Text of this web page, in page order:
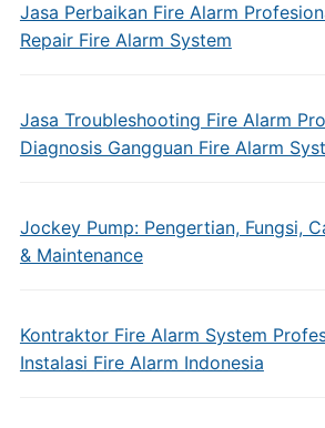
Jasa Perbaikan Fire Alarm
Repair Fire Alarm System
Jasa Troubleshooting Fire Alarm
Diagnosis Gangguan Fire Alarm
Jockey Pump: Pengertian, Fungsi,
& Maintenance
Kontraktor Fire Alarm System
Instalasi Fire Alarm Indonesia